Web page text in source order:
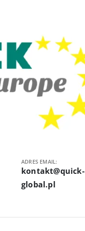
ADRES EMAIL:
kontakt@quick-
global.pl